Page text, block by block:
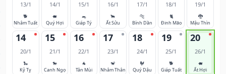
13/1
🐕
Nhâm Tuất
14/1
🐖
Quý Hợi
15/1
🐀
Giáp Tý
16/1
🐂
Ất Sửu
17/1
🐅
Bính Dần
18/1
🐈
Đinh Mão
19/1
🐉
Mậu Thìn
14
20/1
🐍
Kỷ Tỵ
15
21/1
🐎
Canh Ngọ
16
22/1
🐐
Tân Mùi
17
23/1
🐒
Nhâm Thân
18
24/1
🐓
Quý Dậu
19
25/1
🐕
Giáp Tuất
20
26/1
🐖
Ất Hợi